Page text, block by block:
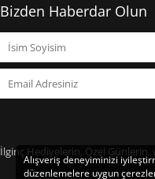
Bizden Haberdar Olun
İlginç Hediyelerin, Özel
Alışveriş deneyiminizi
düzenlemelere uygun